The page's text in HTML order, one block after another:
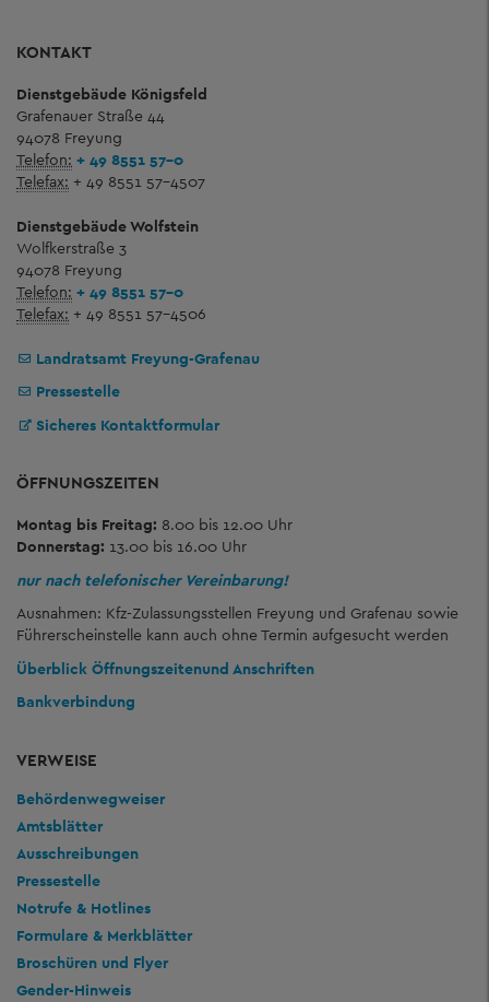
KONTAKT
Dienstgebäude Königsfeld
Grafenauer Straße 44
94078 Freyung
Telefon: + 49 8551 57-0
Telefax: + 49 8551 57-4507
Dienstgebäude Wolfstein
Wolfkerstraße 3
94078 Freyung
Telefon: + 49 8551 57-0
Telefax: + 49 8551 57-4506
Landratsamt Freyung-Grafenau
Pressestelle
Sicheres Kontaktformular
ÖFFNUNGSZEITEN
Montag bis Freitag: 8.00 bis 12.00 Uhr
Donnerstag: 13.00 bis 16.00 Uhr
nur nach telefonischer Vereinbarung!
Ausnahmen: Kfz-Zulassungsstellen Freyung und Grafenau sowie
Führerscheinstelle kann auch ohne Termin aufgesucht werden
Überblick Öffnungszeitenund Anschriften
Bankverbindung
VERWEISE
Behördenwegweiser
Amtsblätter
Ausschreibungen
Pressestelle
Notrufe & Hotlines
Formulare & Merkblätter
Broschüren und Flyer
Gender-Hinweis